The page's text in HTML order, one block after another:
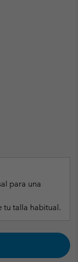
para una
tu talla habitual.